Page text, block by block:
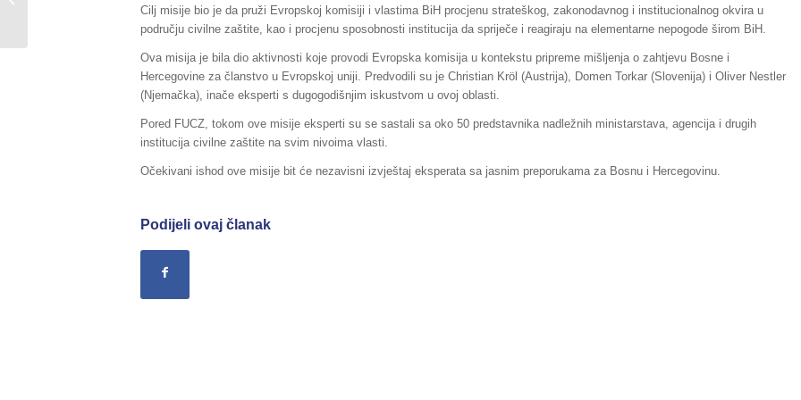
Cilj misije bio je da pruži Evropskoj komisiji i vlastima BiH procjenu strateškog, zakonodavnog i institucionalnog okvira u
području civilne zaštite, kao i procjenu sposobnosti institucija da spriječe i reagiraju na elementarne nepogode širom BiH.
Ova misija je bila dio aktivnosti koje provodi Evropska komisija u kontekstu pripreme mišljenja o zahtjevu Bosne i
Hercegovine za članstvo u Evropskoj uniji. Predvodili su je Christian Kröl (Austrija), Domen Torkar (Slovenija) i Oliver Nestler
(Njemačka), inače eksperti s dugogodišnjim iskustvom u ovoj oblasti.
Pored FUCZ, tokom ove misije eksperti su se sastali sa oko 50 predstavnika nadležnih ministarstava, agencija i drugih
institucija civilne zaštite na svim nivoima vlasti.
Očekivani ishod ove misije bit će nezavisni izvještaj eksperata sa jasnim preporukama za Bosnu i Hercegovinu.
Podijeli ovaj članak
16./17.09.2018.godine,...